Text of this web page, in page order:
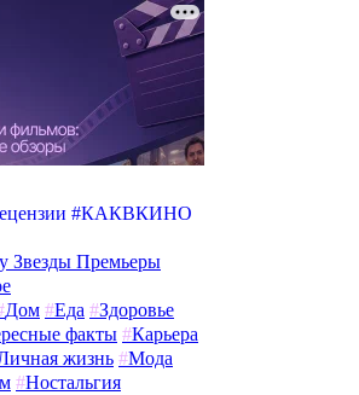
#КАКВКИНО
Звезды Премьеры
Дом #Еда #Здоровье
факты #Карьера
жизнь #Мода
#Ностальгия